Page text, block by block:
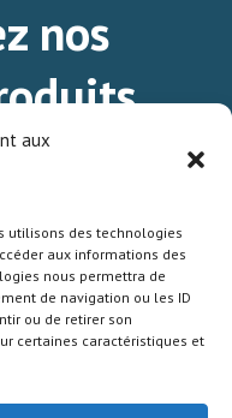
aux
utilisons des technologies
aux informations des
nous permettra de
de navigation ou les ID
ou de retirer son
certaines caractéristiques et
nos
DE